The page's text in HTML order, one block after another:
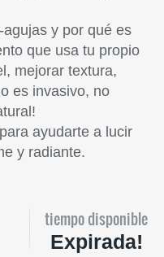
y por qué es
que usa tu propio
mejorar textura,
es invasivo, no
ayudarte a lucir
y radiante.
tiempo disponible
Expirada!